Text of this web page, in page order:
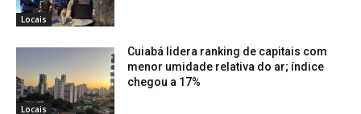
Locais
Locais
Cuiabá lidera ranking de capitais com
menor umidade relativa do ar; índice
chegou a 17%